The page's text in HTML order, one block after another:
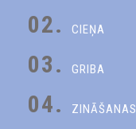
02. CIEŅA
03. GRIBA
04. ZINĀŠANAS